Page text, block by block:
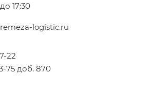
17:30
logistic.ru
22
75 доб. 870